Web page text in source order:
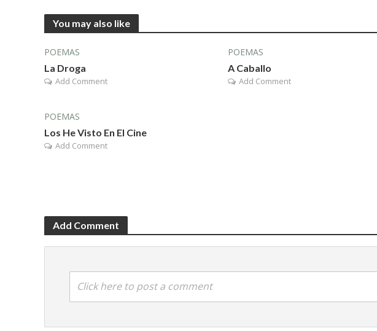
You may also like
POEMAS
La Droga
Add Comment
POEMAS
A Caballo
Add Comment
POEMAS
Los He Visto En El Cine
Add Comment
Add Comment
Click here to post a comment